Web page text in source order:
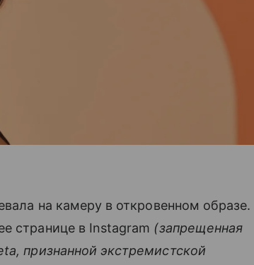
на камеру в откровенном образе.
странице в Instagram (запрещенная
признанной экстремистской